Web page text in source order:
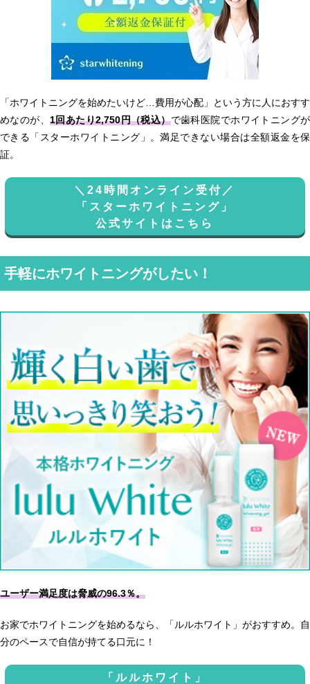
「ホワイトニングを始めたいけど…費用が心配」という方に人におすす
めなのが、1回あたり2,750円（税込）で歯科医院でホワイトニングが
できる「スターホワイトニング」。満足できない場合は全額返金を保
証。
＼24時間オンライン受付／
「スターホワイトニング」
公式サイトはこちら
手軽にホワイトニングがしたい！
ユーザー満足度は脅威の96.3％。
お家でホワイトニングを始めるなら、「ルルホワイト」がおすすめ。自
分のペースで自信が持てる口元に！
「ルルホワイト」